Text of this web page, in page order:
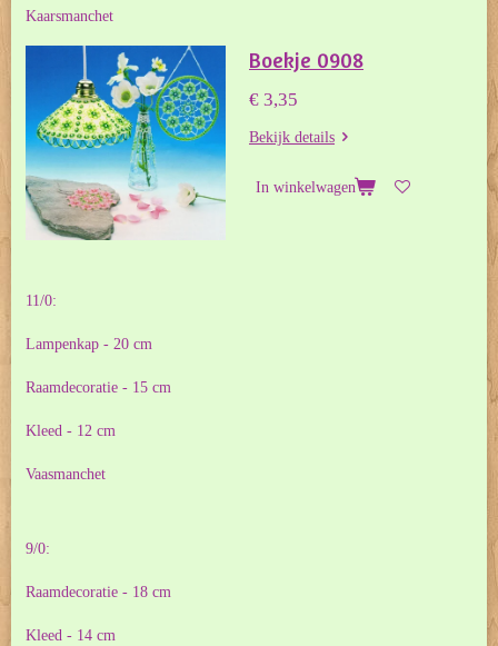
Kaarsmanchet
Boekje 0908
€ 3,35
Bekijk details
In winkelwagen
11/0:
Lampenkap - 20 cm
Raamdecoratie - 15 cm
Kleed - 12 cm
Vaasmanchet
9/0:
Raamdecoratie - 18 cm
Kleed - 14 cm